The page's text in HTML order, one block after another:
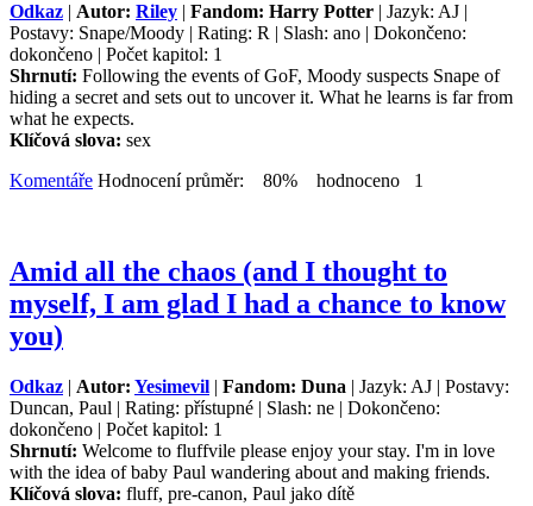
Odkaz | Autor: Riley | Fandom: Harry Potter | Jazyk: AJ |
Postavy: Snape/Moody | Rating: R | Slash: ano | Dokončeno:
dokončeno | Počet kapitol: 1
Shrnutí: Following the events of GoF, Moody suspects Snape of
hiding a secret and sets out to uncover it. What he learns is far from
what he expects.
Klíčová slova: sex
Komentáře Hodnocení průměr: 80% hodnoceno 1
Amid all the chaos (and I thought to
myself, I am glad I had a chance to know
you)
Odkaz | Autor: Yesimevil | Fandom: Duna | Jazyk: AJ | Postavy:
Duncan, Paul | Rating: přístupné | Slash: ne | Dokončeno:
dokončeno | Počet kapitol: 1
Shrnutí: Welcome to fluffvile please enjoy your stay. I'm in love
with the idea of baby Paul wandering about and making friends.
Klíčová slova: fluff, pre-canon, Paul jako dítě